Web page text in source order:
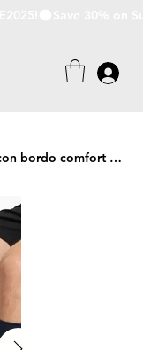
PEZZINI – Calza lunga in filo di Scozia con bordo comfort e cucitura piatta